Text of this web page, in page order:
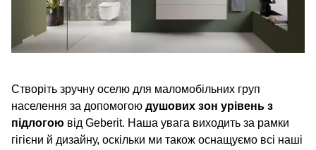
Створіть зручну оселю для маломобільних груп
населення за допомогою душових зон урівень з
підлогою від Geberit. Наша увага виходить за рамки
гігієни й дизайну, оскільки ми також оснащуємо всі наші